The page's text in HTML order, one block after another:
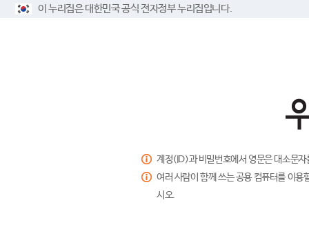
이 누리집은 대한민국 공식 전자정부 누리집입니다.
계정(ID)과 비밀번호에서 영문은 대소문
여러 사람이 함께 쓰는 공용 컴퓨터를 이
시오.